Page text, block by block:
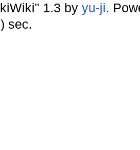
1.3 by yu-ji.
sec.